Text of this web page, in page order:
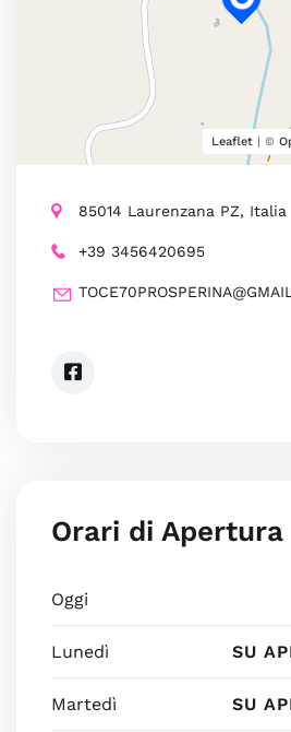
Leaflet | ©
85014 Laurenzana PZ, Italia
+39 3456420695
Orari di Apertura
Oggi
Lunedì SU
Martedì SU